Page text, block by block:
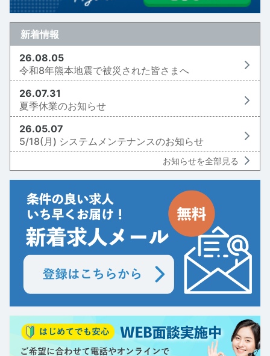
新着情報
26.08.05
令和8年熊本地震で被災された皆さまへ
26.07.31
夏季休業のお知らせ
26.05.07
5/18(月) システムメンテナンスのお知らせ
お知らせを全部見る